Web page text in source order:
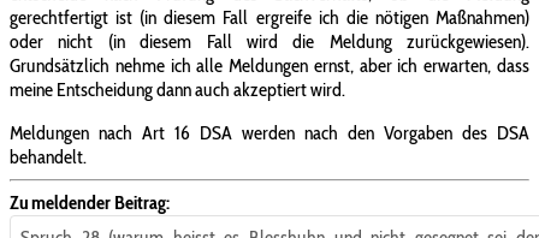
gerechtfertigt ist (in diesem Fall ergreife ich die nötigen Maßnahmen)
oder nicht (in diesem Fall wird die Meldung zurückgewiesen).
Grundsätzlich nehme ich alle Meldungen ernst, aber ich erwarten, dass
meine Entscheidung dann auch akzeptiert wird.
Meldungen nach Art 16 DSA werden nach den Vorgaben des DSA
behandelt.
Zu meldender Beitrag: